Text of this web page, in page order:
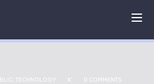
TECHNOLOGY K' 0 COMMENTS